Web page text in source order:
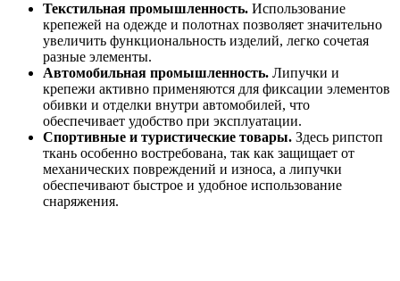
Текстильная промышленность. Использование
крепежей на одежде и полотнах позволяет значительно
увеличить функциональность изделий, легко сочетая
разные элементы.
Автомобильная промышленность. Липучки и
крепежи активно применяются для фиксации элементов
обивки и отделки внутри автомобилей, что
обеспечивает удобство при эксплуатации.
Спортивные и туристические товары. Здесь рипстоп
ткань особенно востребована, так как защищает от
механических повреждений и износа, а липучки
обеспечивают быстрое и удобное использование
снаряжения.